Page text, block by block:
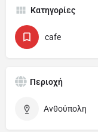
Κατηγορίες
cafe
Περιοχή
Ανθούπολη